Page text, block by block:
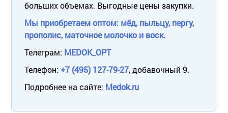
больших объемах. Выгодные цены закупки.
Мы приобретаем оптом: мёд, пыльцу, пергу,
прополис, маточное молочко и воск.
Телеграм: MEDOK_OPT
Телефон: +7 (495) 127-79-27, добавочный 9.
Подробнее на сайте: Medok.ru